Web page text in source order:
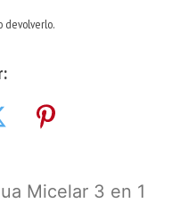
devolverlo.
Micelar 3 en 1